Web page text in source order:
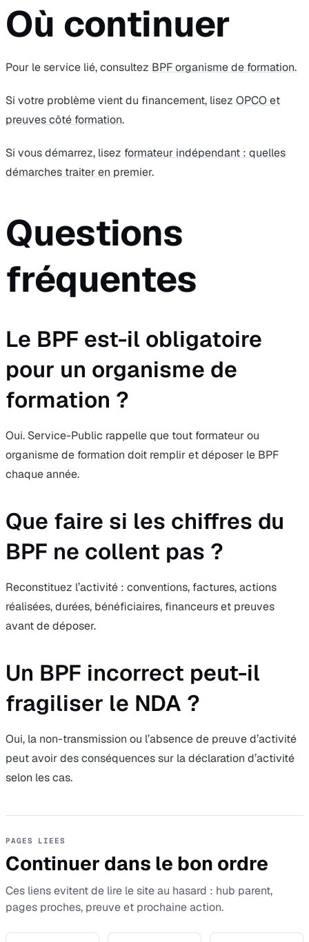
Où continuer
Pour le service lié, consultez BPF organisme de formation.
Si votre problème vient du financement, lisez OPCO et
preuves côté formation.
Si vous démarrez, lisez formateur indépendant : quelles
démarches traiter en premier.
Questions
fréquentes
Le BPF est-il obligatoire
pour un organisme de
formation ?
Oui. Service-Public rappelle que tout formateur ou
organisme de formation doit remplir et déposer le BPF
chaque année.
Que faire si les chiffres du
BPF ne collent pas ?
Reconstituez l’activité : conventions, factures, actions
réalisées, durées, bénéficiaires, financeurs et preuves
avant de déposer.
Un BPF incorrect peut-il
fragiliser le NDA ?
Oui, la non-transmission ou l’absence de preuve d’activité
peut avoir des conséquences sur la déclaration d’activité
selon les cas.
PAGES LIEES
Continuer dans le bon ordre
Ces liens evitent de lire le site au hasard : hub parent,
pages proches, preuve et prochaine action.